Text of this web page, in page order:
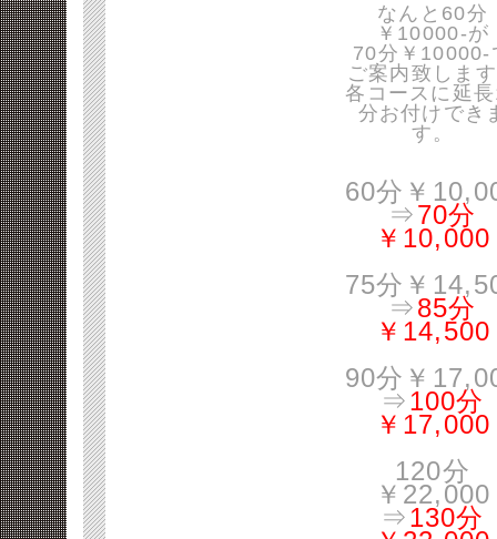
なんと60分
￥10000-が
70分￥10000-
ご案内致しま
各コースに延
分お付けでき
す。
60分￥
⇒70分
￥10,000
75分￥
⇒85分
￥14,500
90分￥
⇒100分
￥17,000
120分
￥22,000
⇒130分